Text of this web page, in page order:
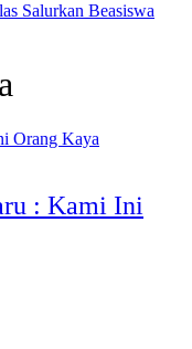
Salurkan Beasiswa
: Kami Ini